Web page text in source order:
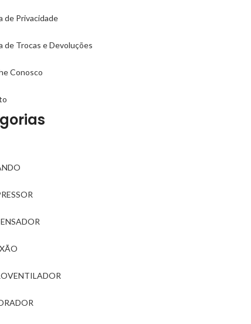
de Privacidade
de Trocas e Devoluções
Conosco